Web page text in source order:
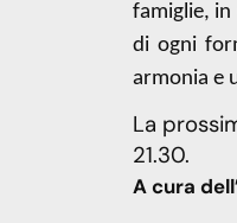
famiglie, in
di ogni
armonia e
La
21.30.
A cura